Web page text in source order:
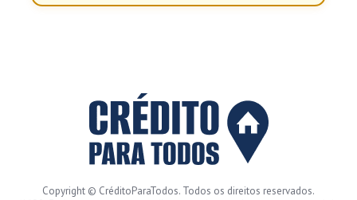
Copyright © CréditoParaTodos. Todos os direitos reservados.